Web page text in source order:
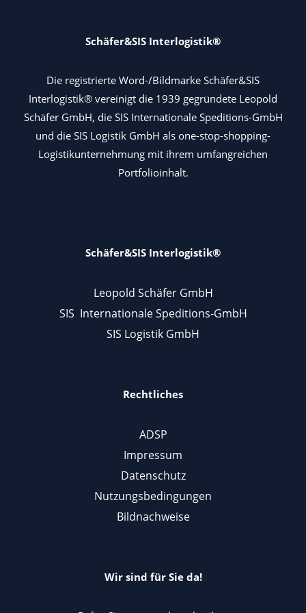
Schäfer&SIS Interlogistik®
Die registrierte Word-/Bildmarke Schäfer&SIS
Interlogistik® vereinigt die 1939 gegründete Leopold
Schäfer GmbH, die SIS Internationale Speditions-GmbH
und die SIS Logistik GmbH als one-stop-shopping-
Logistikunternehmung mit ihrem umfangreichen
Portfolioinhalt.
Schäfer&SIS Interlogistik®
Leopold Schäfer GmbH
SIS Internationale Speditions-GmbH
SIS Logistik GmbH
Rechtliches
ADSP
Impressum
Datenschutz
Nutzungsbedingungen
Bildnachweise
Wir sind für Sie da!